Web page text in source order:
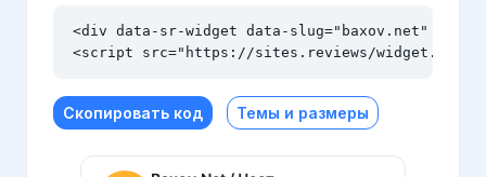
<div data-sr-widget data-slug="baxov.net" data-
<script src="https://sites.reviews/widget.js"
Скопировать код Темы и размеры